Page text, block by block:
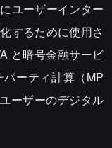
ユーザーインター
するために使用さ
と暗号金融サービ
ーティ計算（MP
ーザーのデジタル